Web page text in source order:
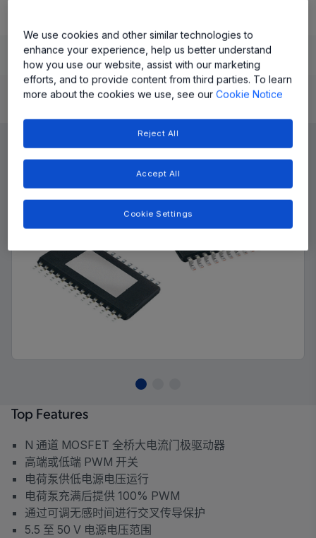
LearnEvaluate and Design Documentation and Resources
Top Features
N 通道 MOSFET 全桥大电流门极驱动器
高端或低端 PWM 开关
电荷泵供低电源电压运行
电荷泵充满后提供 100% PWM
通过可调无感时间进行交叉传导保护
5.5 至 50 V 电源电压范围
We use cookies and other similar technologies to
enhance your experience, help us better understand
how you use our website, assist with our marketing
efforts, and to provide content from third parties. To learn
more about the cookies we use, see ourCookie Notice
Reject All
Accept All
Cookie Settings